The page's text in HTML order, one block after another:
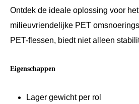
Ontdek de ideale oplossing voor
milieuvriendelijke PET
PET-flessen, biedt niet alleen
Eigenschappen
Lager gewicht per rol